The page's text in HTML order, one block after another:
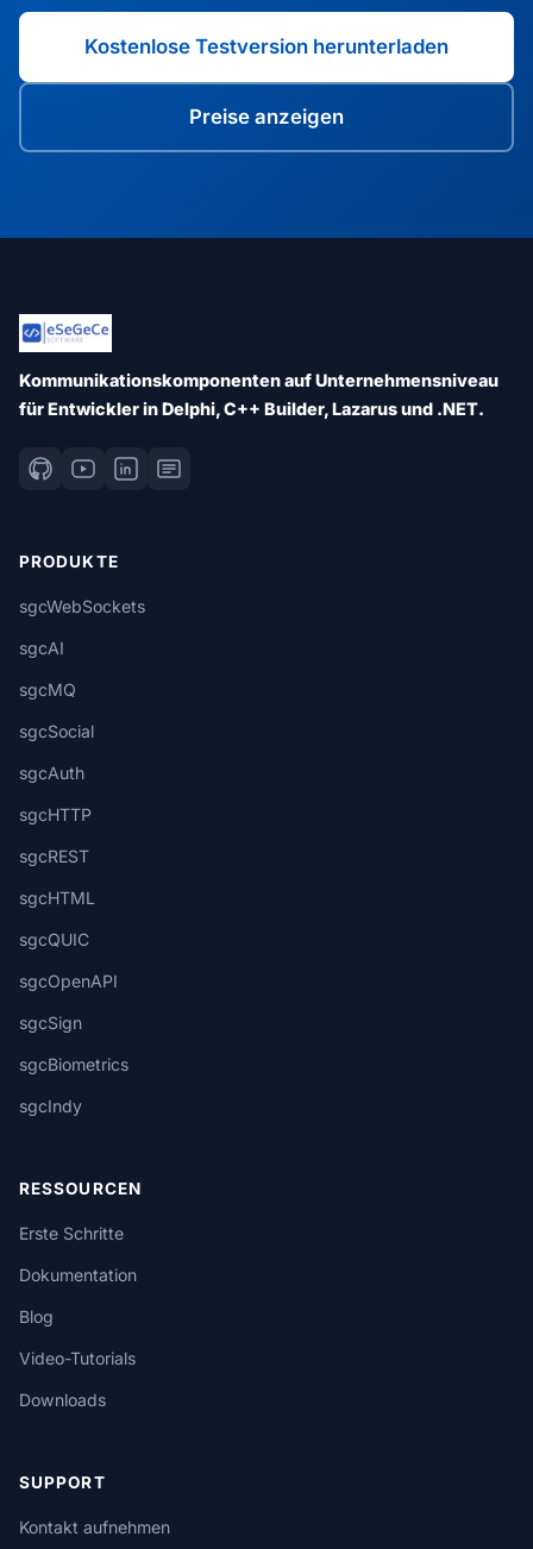
Kostenlose Testversion herunterladen
Preise anzeigen
Kommunikationskomponenten auf Unternehmensniveau
für Entwickler in Delphi, C++ Builder, Lazarus und .NET.
PRODUKTE
sgcWebSockets
sgcAI
sgcMQ
sgcSocial
sgcAuth
sgcHTTP
sgcREST
sgcHTML
sgcQUIC
sgcOpenAPI
sgcSign
sgcBiometrics
sgcIndy
RESSOURCEN
Erste Schritte
Dokumentation
Blog
Video-Tutorials
Downloads
SUPPORT
Kontakt aufnehmen